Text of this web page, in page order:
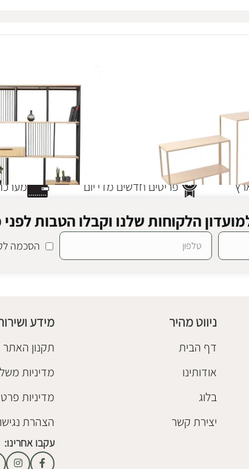
SALE
פריטים חדשים מדי יום
הלקוחות שלנו וקבלו הטבות
הסכמה
ניווט מהיר
דף הבית
אודותינו
בלוג
יצירת קשר
מידע
תקנון האתר
מדיניות
מדיניות
הצהרת
עקבו אחרינו: